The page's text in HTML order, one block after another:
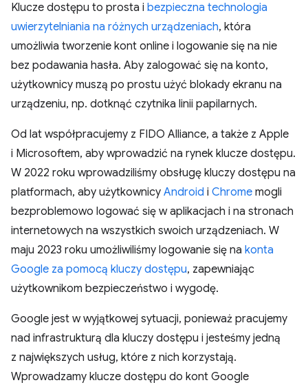
Klucze dostępu to prosta i bezpieczna technologia
uwierzytelniania na różnych urządzeniach, która
umożliwia tworzenie kont online i logowanie się na nie
bez podawania hasła. Aby zalogować się na konto,
użytkownicy muszą po prostu użyć blokady ekranu na
urządzeniu, np. dotknąć czytnika linii papilarnych.
Od lat współpracujemy z FIDO Alliance, a także z Apple
i Microsoftem, aby wprowadzić na rynek klucze dostępu.
W 2022 roku wprowadziliśmy obsługę kluczy dostępu na
platformach, aby użytkownicy Android i Chrome mogli
bezproblemowo logować się w aplikacjach i na stronach
internetowych na wszystkich swoich urządzeniach. W
maju 2023 roku umożliwiliśmy logowanie się na konta
Google za pomocą kluczy dostępu, zapewniając
użytkownikom bezpieczeństwo i wygodę.
Google jest w wyjątkowej sytuacji, ponieważ pracujemy
nad infrastrukturą dla kluczy dostępu i jesteśmy jedną
z największych usług, które z nich korzystają.
Wprowadzamy klucze dostępu do kont Google